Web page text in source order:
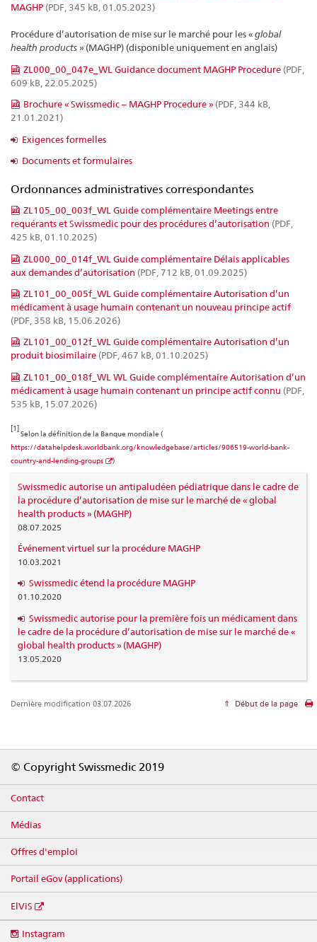
MAGHP (PDF, 345 kB, 01.05.2023)
Procédure d’autorisation de mise sur le marché pour les «global
health products » (MAGHP) (disponible uniquement en anglais)
ZL000_00_047e_WL Guidance document MAGHP Procedure (PDF,
609 kB, 22.05.2025)
Brochure « Swissmedic – MAGHP Procedure » (PDF, 344 kB,
21.01.2021)
Exigences formelles
Documents et formulaires
Ordonnances administratives correspondantes
ZL105_00_003f_WL Guide complémentaire Meetings entre
requérants et Swissmedic pour des procédures d’autorisation (PDF,
425 kB, 01.10.2025)
ZL000_00_014f_WL Guide complémentaire Délais applicables
aux demandes d’autorisation (PDF, 712 kB, 01.09.2025)
ZL101_00_005f_WL Guide complémentaire Autorisation d’un
médicament à usage humain contenant un nouveau principe actif
(PDF, 358 kB, 15.06.2026)
ZL101_00_012f_WL Guide complémentaire Autorisation d’un
produit biosimilaire (PDF, 467 kB, 01.10.2025)
ZL101_00_018f_WL WL Guide complémentaire Autorisation d’un
médicament à usage humain contenant un principe actif connu (PDF,
535 kB, 15.07.2026)
[1]
Selon la définition de la Banque mondiale (
https://datahelpdesk.worldbank.org/knowledgebase/articles/906519-world-bank-
country-and-lending-groups
)
Swissmedic autorise un antipaludéen pédiatrique dans le cadre de
la procédure d’autorisation de mise sur le marché de « global
health products » (MAGHP)
08.07.2025
Événement virtuel sur la procédure MAGHP
10.03.2021
Swissmedic étend la procédure MAGHP
01.10.2020
Swissmedic autorise pour la première fois un médicament dans
le cadre de la procédure d’autorisation de mise sur le marché de «
global health products » (MAGHP)
13.05.2020
Dernière modification 03.07.2026 Début de la page
© Copyright Swissmedic 2019
Contact
Médias
Offres d'emploi
Portail eGov (applications)
ElViS
media
Instagram